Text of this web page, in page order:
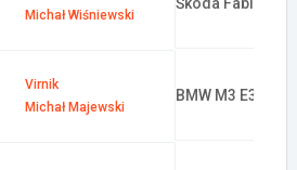
Michał Wiśniewski
Virnik
Michał Majewski
BMW M3 E36